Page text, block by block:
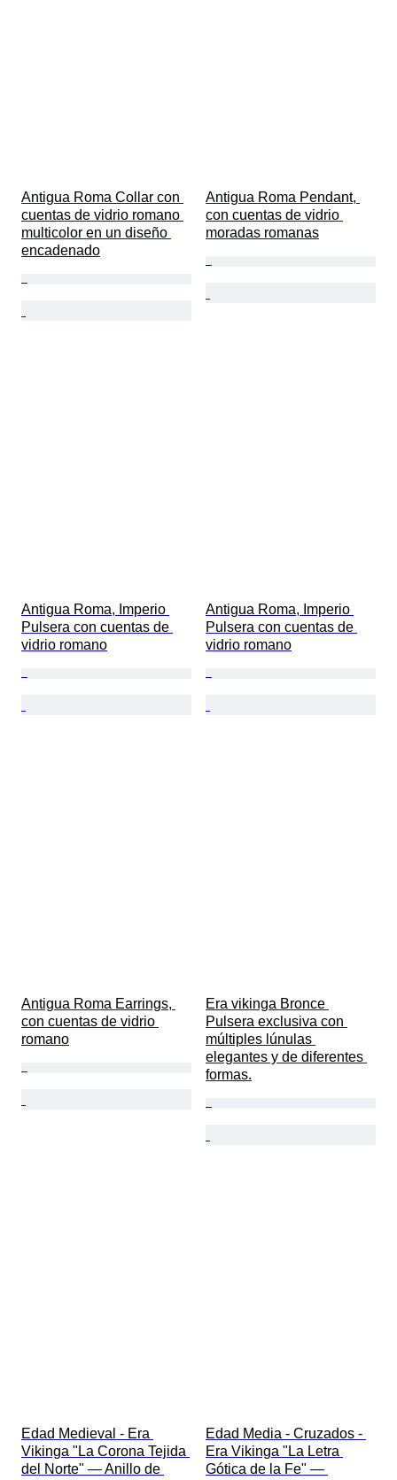
Antigua Roma Collar con
cuentas de vidrio romano
multicolor en un diseño
encadenado
Antigua Roma Pendant,
con cuentas de vidrio
moradas romanas
Antigua Roma, Imperio
Pulsera con cuentas de
vidrio romano
Antigua Roma, Imperio
Pulsera con cuentas de
vidrio romano
Antigua Roma Earrings,
con cuentas de vidrio
romano
Era vikinga Bronce
Pulsera exclusiva con
múltiples lúnulas
elegantes y de diferentes
formas.
Edad Medieval - Era
Vikinga "La Corona Tejida
del Norte" — Anillo de
Edad Media - Cruzados -
Era Vikinga "La Letra
Gótica de la Fe" —